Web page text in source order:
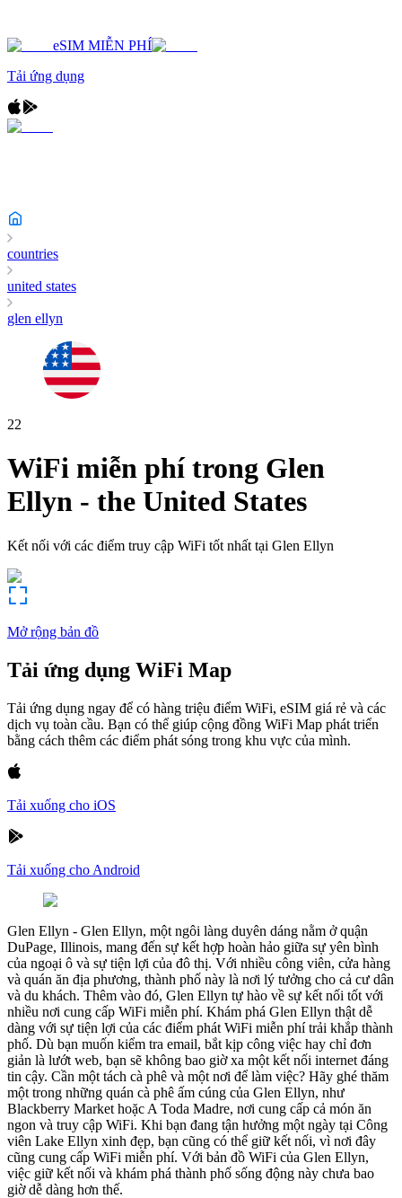
eSIM MIỄN PHÍ
Tải ứng dụng
countries
united states
glen ellyn
22
WiFi miễn phí trong Glen
Ellyn - the United States
Kết nối với các điểm truy cập WiFi tốt nhất tại Glen Ellyn
Mở rộng bản đồ
Tải ứng dụng WiFi Map
Tải ứng dụng ngay để có hàng triệu điểm WiFi, eSIM giá rẻ và các
dịch vụ toàn cầu. Bạn có thể giúp cộng đồng WiFi Map phát triển
bằng cách thêm các điểm phát sóng trong khu vực của mình.
Tải xuống cho iOS
Tải xuống cho Android
Glen Ellyn - Glen Ellyn, một ngôi làng duyên dáng nằm ở quận
DuPage, Illinois, mang đến sự kết hợp hoàn hảo giữa sự yên bình
của ngoại ô và sự tiện lợi của đô thị. Với nhiều công viên, cửa hàng
và quán ăn địa phương, thành phố này là nơi lý tưởng cho cả cư dân
và du khách. Thêm vào đó, Glen Ellyn tự hào về sự kết nối tốt với
nhiều nơi cung cấp WiFi miễn phí. Khám phá Glen Ellyn thật dễ
dàng với sự tiện lợi của các điểm phát WiFi miễn phí trải khắp thành
phố. Dù bạn muốn kiểm tra email, bắt kịp công việc hay chỉ đơn
giản là lướt web, bạn sẽ không bao giờ xa một kết nối internet đáng
tin cậy. Cần một tách cà phê và một nơi để làm việc? Hãy ghé thăm
một trong những quán cà phê ấm cúng của Glen Ellyn, như
Blackberry Market hoặc A Toda Madre, nơi cung cấp cả món ăn
ngon và truy cập WiFi. Khi bạn đang tận hưởng một ngày tại Công
viên Lake Ellyn xinh đẹp, bạn cũng có thể giữ kết nối, vì nơi đây
cũng cung cấp WiFi miễn phí. Với bản đồ WiFi của Glen Ellyn,
việc giữ kết nối và khám phá thành phố sống động này chưa bao
giờ dễ dàng hơn thế.